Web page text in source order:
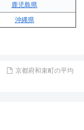
鹿児島県
沖縄県
京都府和束町の平均